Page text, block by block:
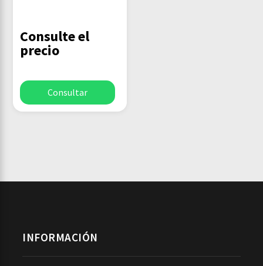
Consulte el
precio
Consultar
INFORMACIÓN